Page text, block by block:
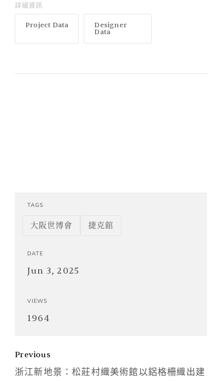
詳細資訊
Project Data
Designer
Data
TAGS
大阪世博會 捷克館
DATE
Jun 3, 2025
VIEWS
1964
Previous
浙江新地景：松莊村織美術館以鋁格柵織出建